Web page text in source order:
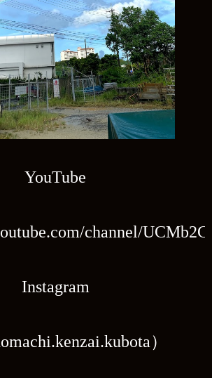
YouTube
channel/
Instagram
）